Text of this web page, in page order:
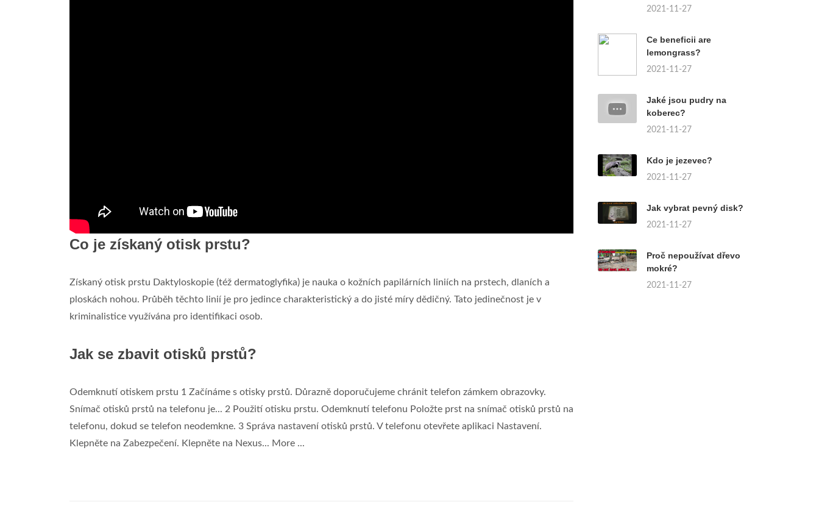
Co je získaný otisk prstu?
Získaný otisk prstu Daktyloskopie (též dermatoglyfika) je nauka o kožních papilárních liniích na prstech, dlaních a
ploskách nohou. Průběh těchto linií je pro jedince charakteristický a do jisté míry dědičný. Tato jedinečnost je v
kriminalistice využívána pro identifikaci osob.
Jak se zbavit otisků prstů?
Odemknutí otiskem prstu 1 Začínáme s otisky prstů. Důrazně doporučujeme chránit telefon zámkem obrazovky.
Snímač otisků prstů na telefonu je... 2 Použití otisku prstu. Odemknutí telefonu Položte prst na snímač otisků prstů na
telefonu, dokud se telefon neodemkne. 3 Správa nastavení otisků prstů. V telefonu otevřete aplikaci Nastavení.
Klepněte na Zabezpečení. Klepněte na Nexus... More ...
2021-11-27
Ce beneficii are
lemongrass?
2021-11-27
Jaké jsou pudry na
koberec?
2021-11-27
Kdo je jezevec?
2021-11-27
Jak vybrat pevný disk?
2021-11-27
Proč nepoužívat dřevo
mokré?
2021-11-27